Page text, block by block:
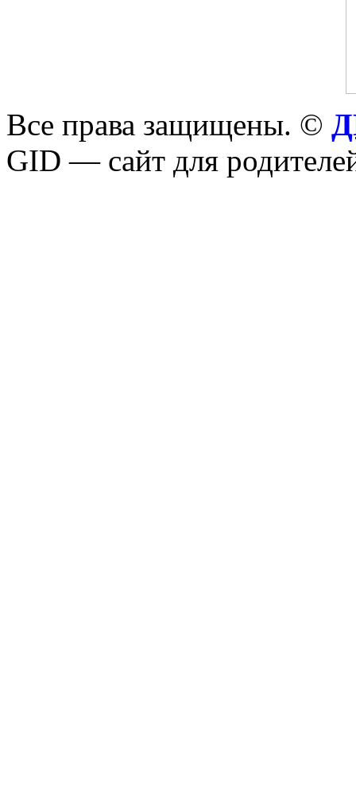
Все права защищены. ©
GID — сайт для